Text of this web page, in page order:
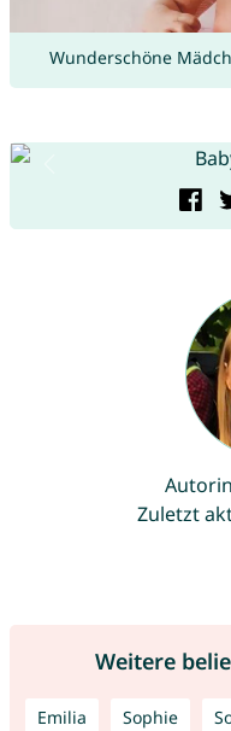
Wunderschöne
Zuletzt
Weitere
Emilia Sophie